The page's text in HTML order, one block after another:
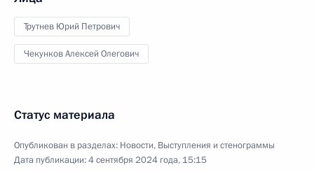
Трутнев Юрий Петрович
Чекунков Алексей Олегович
Статус материала
Опубликован в разделах: Новости, Выступления и стенограммы
Дата публикации:4 сентября 2024 года, 15:15